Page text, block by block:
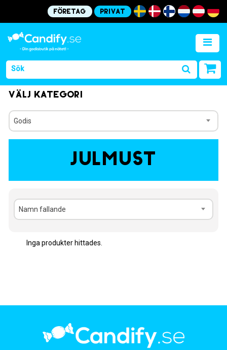
Företag Privat
Välj kategori
Godis
Julmust
Namn fallande
Inga produkter hittades.